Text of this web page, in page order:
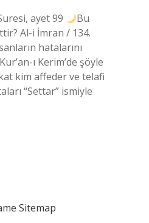
ayet 99
Bu
Al-i İmran / 134.
hatalarını
ı Kerim’de şöyle
kim affeder ve telafi
“Settar” ismiyle
Sitemap